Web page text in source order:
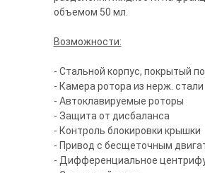
объемом 50 мл.
Возможности:
- Стальной корпус, покрытый
- Камера ротора из нерж. стали
- Автоклавируемые роторы
- Защита от дисбаланса
- Контроль блокировки крышки
- Привод с бесщеточным
- Дифференциальное